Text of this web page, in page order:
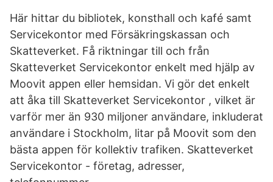
Här hittar du bibliotek, konsthall och kafé samt
Servicekontor med Försäkringskassan och
Skatteverket. Få riktningar till och från
Skatteverket Servicekontor enkelt med hjälp av
Moovit appen eller hemsidan. Vi gör det enkelt
att åka till Skatteverket Servicekontor , vilket är
varför mer än 930 miljoner användare, inkluderat
användare i Stockholm, litar på Moovit som den
bästa appen för kollektiv trafiken. Skatteverket
Servicekontor - företag, adresser,